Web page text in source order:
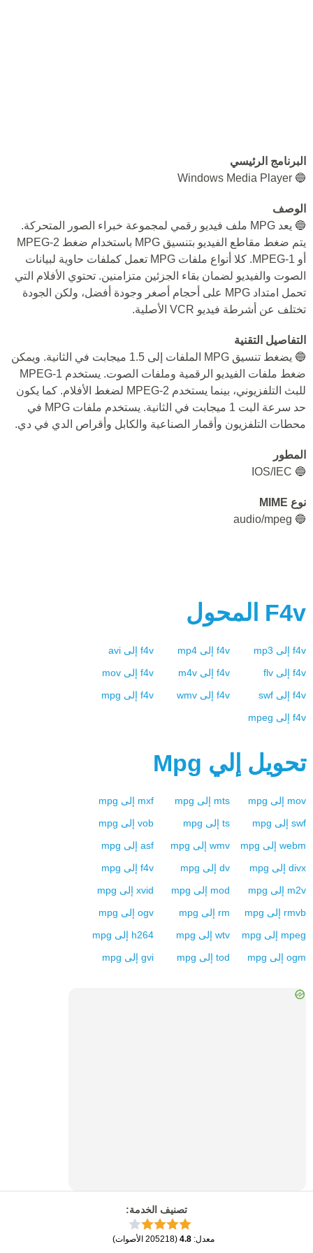
البرنامج الرئيسي
🔵 Windows Media Player
الوصف
🔵 يعد MPG ملف فيديو رقمي لمجموعة خبراء الصور المتحركة.
يتم ضغط مقاطع الفيديو بتنسيق MPG باستخدام ضغط MPEG-2
أو MPEG-1. كلا أنواع ملفات MPG تعمل كملفات حاوية لبيانات
الصوت والفيديو لضمان بقاء الجزئين متزامنين. تحتوي الأفلام التي
تحمل امتداد MPG على أحجام أصغر وجودة أفضل، ولكن الجودة
تختلف عن أشرطة فيديو VCR الأصلية.
التفاصيل التقنية
🔵 يضغط تنسيق MPG الملفات إلى 1.5 ميجابت في الثانية. ويمكن
ضغط ملفات الفيديو الرقمية وملفات الصوت. يستخدم MPEG-1
للبث التلفزيوني، بينما يستخدم MPEG-2 لضغط الأفلام. كما يكون
حد سرعة البت 1 ميجابت في الثانية. يستخدم ملفات MPG في
محطات التلفزيون وأقمار الصناعية والكابل وأقراص الدي في دي.
المطور
🔵 IOS/IEC
نوع MIME
🔵 audio/mpeg
F4v المحول
f4v إلى mp3
f4v إلى mp4
f4v إلى avi
f4v إلى flv
f4v إلى m4v
f4v إلى mov
f4v إلى swf
f4v إلى wmv
f4v إلى mpg
f4v إلى mpeg
تحويل إلي Mpg
mov إلى mpg
mts إلى mpg
mxf إلى mpg
swf إلى mpg
ts إلى mpg
vob إلى mpg
webm إلى mpg
wmv إلى mpg
asf إلى mpg
divx إلى mpg
dv إلى mpg
f4v إلى mpg
m2v إلى mpg
mod إلى mpg
xvid إلى mpg
rmvb إلى mpg
rm إلى mpg
ogv إلى mpg
mpeg إلى mpg
wtv إلى mpg
h264 إلى mpg
ogm إلى mpg
tod إلى mpg
gvi إلى mpg
تصنيف الخدمة:
معدل:
4.8
(
205218 الأصوات)